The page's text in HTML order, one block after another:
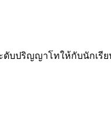
บปริญญาโทให้กับนักเรีย